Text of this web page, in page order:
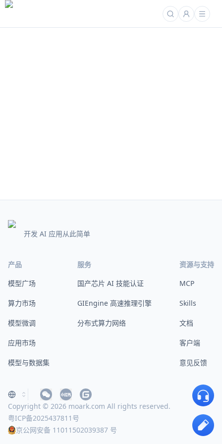
开发 AI 应用从此简单
产品
模型广场
算力市场
模型微调
应用市场
模型与数据集
服务
国产芯片 AI 技能认证
GIEngine 高速推理引擎
分布式算力网络
资源与支持
MCP
Skills
文档
客户端
意见反馈
Copyright © 2026 moark.com All rights reserved.
粤ICP备2025437811号
京公网安备 11011502039387 号